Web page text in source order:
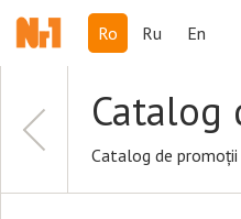
Ro Ru En
Catalog
Catalog de promoții